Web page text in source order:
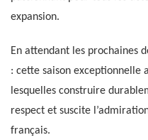
expansion.
En attendant les prochaines
: cette saison exceptionnelle
lesquelles construire
respect et suscite
français.